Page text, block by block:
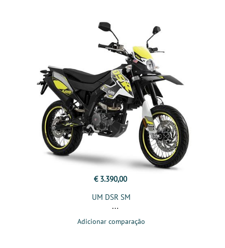
€ 3.390,00
UM DSR SM
Adicionar comparação